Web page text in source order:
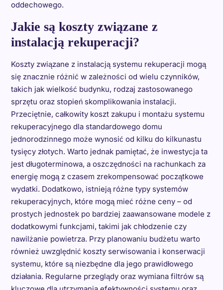
oddechowego.
Jakie są koszty związane z
instalacją rekuperacji?
Koszty związane z instalacją systemu rekuperacji mogą
się znacznie różnić w zależności od wielu czynników,
takich jak wielkość budynku, rodzaj zastosowanego
sprzętu oraz stopień skomplikowania instalacji.
Przeciętnie, całkowity koszt zakupu i montażu systemu
rekuperacyjnego dla standardowego domu
jednorodzinnego może wynosić od kilku do kilkunastu
tysięcy złotych. Warto jednak pamiętać, że inwestycja ta
jest długoterminowa, a oszczędności na rachunkach za
energię mogą z czasem zrekompensować początkowe
wydatki. Dodatkowo, istnieją różne typy systemów
rekuperacyjnych, które mogą mieć różne ceny – od
prostych jednostek po bardziej zaawansowane modele z
dodatkowymi funkcjami, takimi jak chłodzenie czy
nawilżanie powietrza. Przy planowaniu budżetu warto
również uwzględnić koszty serwisowania i konserwacji
systemu, które są niezbędne dla jego prawidłowego
działania. Regularne przeglądy oraz wymiana filtrów są